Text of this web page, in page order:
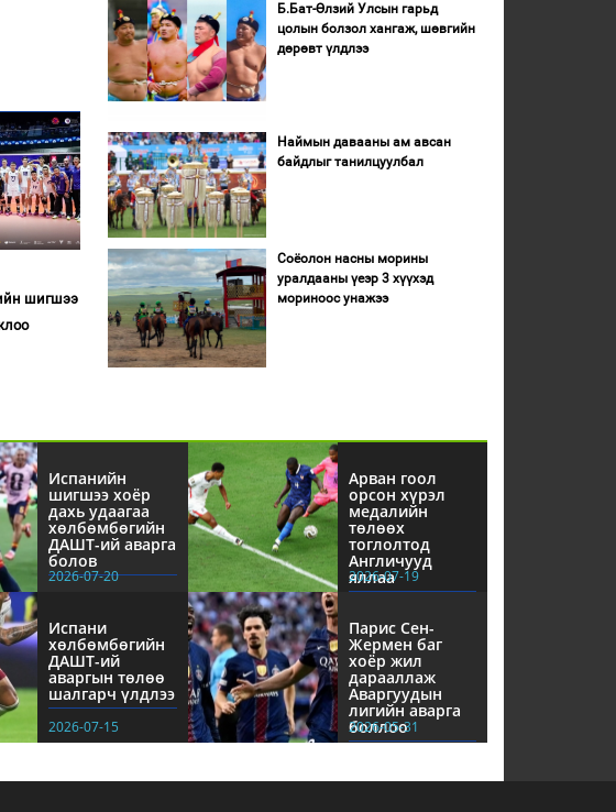
шигшээ
Б.Бат-Өлзий Улсын гарьд
цолын болзол хангаж, шөвгийн
дөрөвт үлдлээ
Наймын давааны ам авсан
байдлыг танилцуулбал
Соёолон насны морины
уралдааны үеэр 3 хүүхэд
мориноос унажээ
Испанийн
шигшээ хоёр
дахь удаагаа
хөлбөмбөгийн
ДАШТ-ий аварга
болов
2026-07-20
Арван гоол
орсон хүрэл
медалийн
төлөөх
тоглолтод
Англичууд
яллаа
2026-07-19
Испани
хөлбөмбөгийн
ДАШТ-ий
аваргын төлөө
шалгарч үлдлээ
2026-07-15
Парис Сен-
Жермен баг
хоёр жил
дарааллаж
Аваргуудын
лигийн аварга
боллоо
2026-05-31